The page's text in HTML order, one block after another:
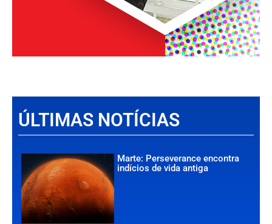
ÚLTIMAS NOTÍCIAS
Marte: Perseverance encontra
indícios de vida antiga